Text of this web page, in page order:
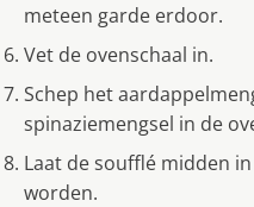
meteen garde erdoor.
Vet de ovenschaal in.
Schep het
spinaziemengsel in de
Laat de soufflé midden
worden.